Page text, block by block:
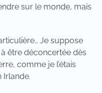
sur le monde, mais
Je suppose
à être déconcertée dès
comme je l’étais
Irlande.